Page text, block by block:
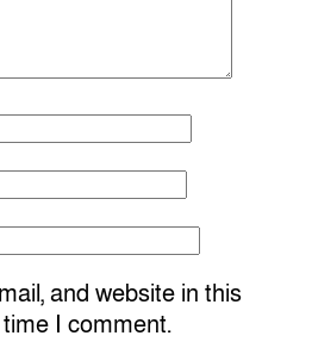
and website in this
I comment.